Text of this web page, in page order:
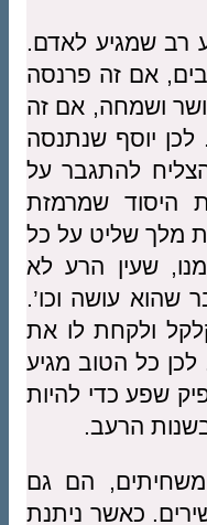
שמגיע לאדם.
אם זה פרנסה
ושמחה, אם זה
יוסף שנתנסה
להתגבר על
היסוד שמרמזת
מלך שליט על כל
שעין הרע לא
עושה וכו’.
ולקחת לו את
כל הטוב מגיע
שפע כדי להיות
הרעב.
הם גם
כאשר ניתנת